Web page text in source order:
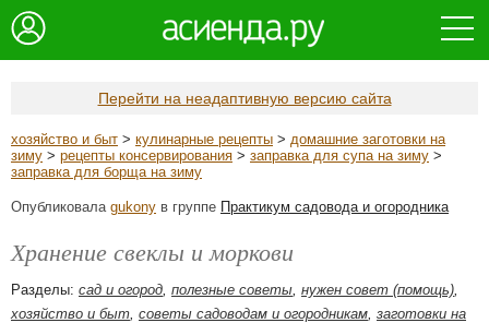
Перейти на неадаптивную версию сайта
хозяйство и быт > кулинарные рецепты > домашние заготовки на
зиму > рецепты консервирования > заправка для супа на зиму >
заправка для борща на зиму
Опубликовала gukony в группе Практикум садовода и огородника
Хранение свеклы и моркови
Разделы: сад и огород, полезные советы, нужен совет (помощь),
хозяйство и быт, советы садоводам и огородникам, заготовки на